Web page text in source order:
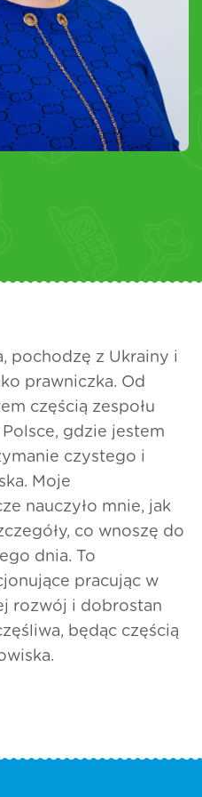
pochodzę z Ukrainy i
prawniczka. Od
częścią zespołu
gdzie jestem
czystego i
Moje
nauczyło mnie, jak
co wnoszę do
dnia. To
pracując w
rozwój i dobrostan
będąc częścią